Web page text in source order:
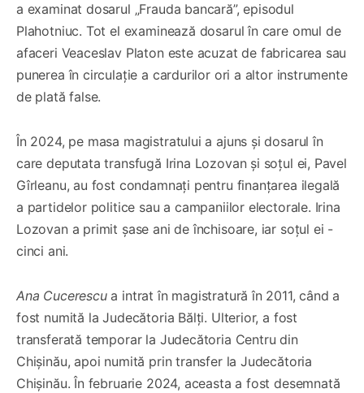
a examinat dosarul „Frauda bancară”, episodul
Plahotniuc. Tot el examinează dosarul în care omul de
afaceri Veaceslav Platon este acuzat de fabricarea sau
punerea în circulație a cardurilor ori a altor instrumente
de plată false.
În 2024, pe masa magistratului a ajuns și dosarul în
care deputata transfugă Irina Lozovan și soțul ei, Pavel
Gîrleanu, au fost condamnați pentru finanțarea ilegală
a partidelor politice sau a campaniilor electorale. Irina
Lozovan a primit șase ani de închisoare, iar soțul ei -
cinci ani.
Ana Cucerescua intrat în magistratură în 2011, când a
fost numită la Judecătoria Bălți. Ulterior, a fost
transferată temporar la Judecătoria Centru din
Chișinău, apoi numită prin transfer la Judecătoria
Chișinău. În februarie 2024, aceasta a fost desemnată